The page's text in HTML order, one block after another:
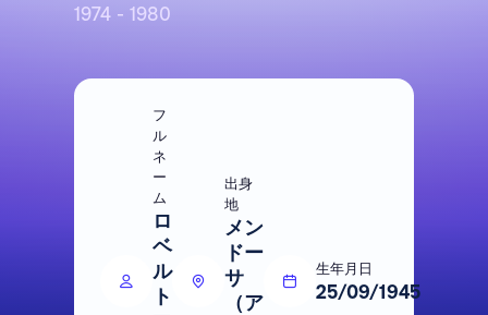
1974 - 1980
フ
ル
ネ
ー
ム
ロ
ベ
ル
ト
出身
地
メン
ドー
サ
（ア
生年月日
25/09/1945